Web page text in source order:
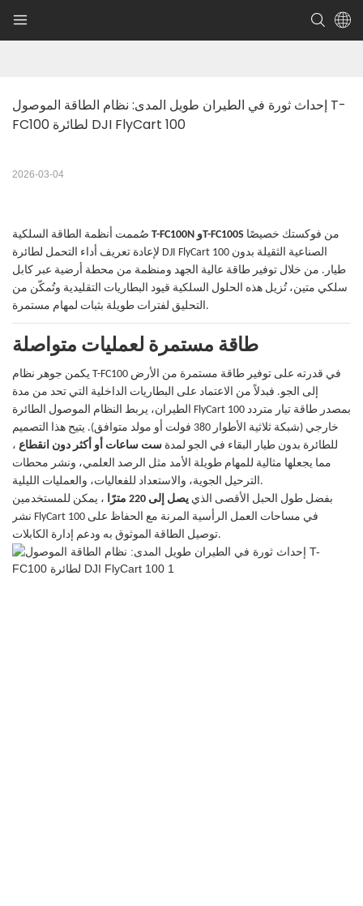
إحداث ثورة في الطيران طويل المدى: نظام الطاقة الموصول T-
FC100 لطائرة DJI FlyCart 100
2026-03-04
T-FC100N وT-FC100S
لإعادة تعريف أداء التحمل لطائرة DJI FlyCart 100 الصناعية الثقيلة بدون
طيار. من خلال توفير طاقة عالية الجهد ومنظمة من محطة أرضية عبر كابل
سلكي متين، تُزيل هذه الحلول السلكية قيود البطاريات التقليدية وتُمكّن من
التحليق لفترات طويلة بثبات لمهام مستمرة.
طاقة مستمرة لعمليات متواصلة
يكمن جوهر نظام T-FC100 في قدرته على توفير طاقة مستمرة من الأرض
إلى الجو. فبدلاً من الاعتماد على البطاريات الداخلية التي تحد من مدة
الطيران، يربط النظام الموصول الطائرة FlyCart 100 بمصدر طاقة تيار متردد
خارجي (شبكة ثلاثية الأطوار 380 فولت أو مولد متوافق). يتيح هذا التصميم
للطائرة بدون طيار البقاء في الجو لمدة ست ساعات أو أكثر دون انقطاع ،
مما يجعلها مثالية للمهام طويلة الأمد مثل الرصد العلمي، ونشر محطات
الترحيل الجوية، والاستعداد للفعاليات، والعمليات الليلية.
بفضل طول الحبل الأقصى الذي يصل إلى 220 مترًا
، يمكن للمستخدمين
نشر FlyCart 100 في مساحات العمل الرأسية المرنة مع الحفاظ على
توصيل الطاقة الموثوق به ودعم إدارة الكابلات.